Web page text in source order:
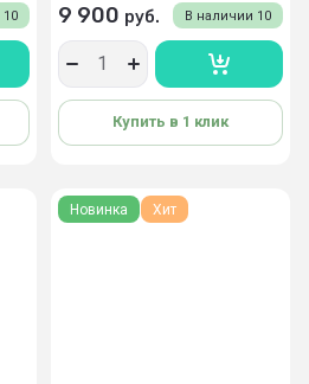
10 В наличии 10
9 900 руб.
Купить в 1 клик
Новинка Хит